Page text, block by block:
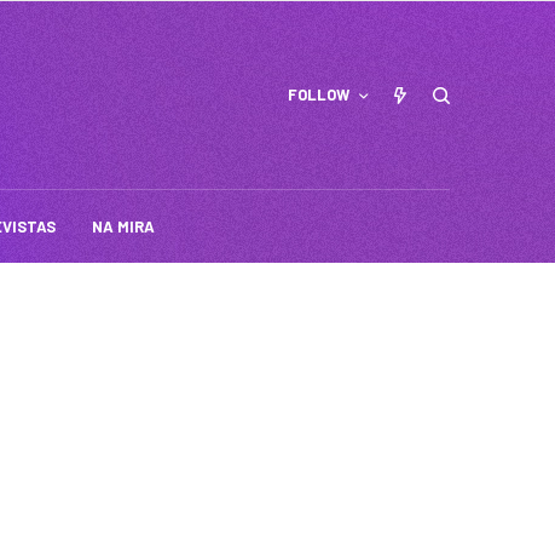
FOLLOW
NA MIRA